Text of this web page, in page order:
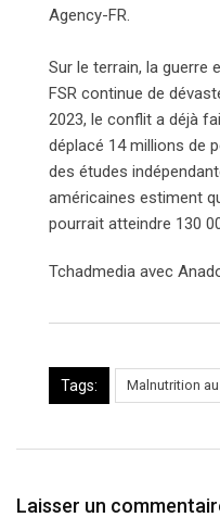
Agency-FR.
Sur le terrain, la guerre
FSR continue de
2023, le conflit a déjà
déplacé 14 millions de
des études
américaines estiment
pourrait atteindre 130
Tchadmedia avec
Tags: Malnutrition
Laisser un